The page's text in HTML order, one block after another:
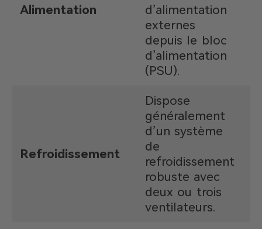
Alimentation
d’alimentation
externes
depuis le bloc
d’alimentation
(PSU).
Refroidissement
Dispose
généralement
d’un système
de
refroidissement
robuste avec
deux ou trois
ventilateurs.